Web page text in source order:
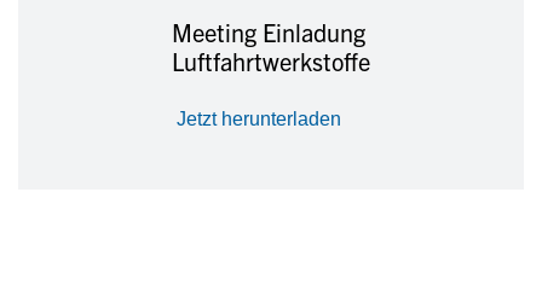
Meeting Einladung
Luftfahrtwerkstoffe
Jetzt herunterladen